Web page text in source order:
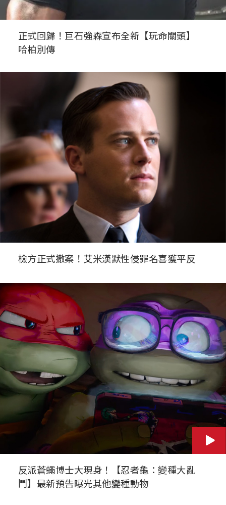
正式回歸！巨石強森宣布全新【玩命關頭】
哈柏別傳
檢方正式撤案！艾米漢默性侵罪名喜獲平反
反派蒼蠅博士大現身！【忍者龜：變種大亂
鬥】最新預告曝光其他變種動物